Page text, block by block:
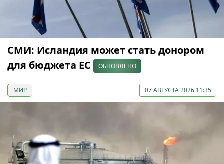
СМИ: Исландия может стать донором
для бюджета ЕС
ОБНОВЛЕНО
МИР 07 АВГУСТА 2026 11:35